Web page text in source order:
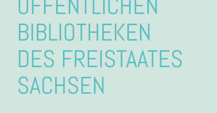
BIBLIOTHEKEN
DES FREISTAATES
SACHSEN